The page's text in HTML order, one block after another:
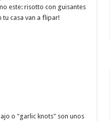
este: risotto con guisantes
tu casa van a flipar!
o "garlic knots" son unos